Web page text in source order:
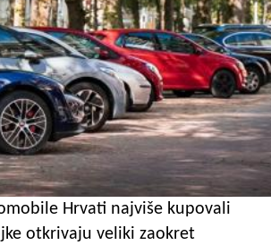
Hrvati najviše kupovali
otkrivaju veliki zaokret